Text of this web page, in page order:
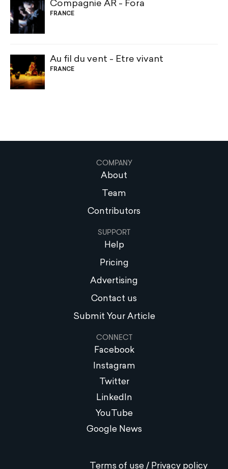
Compagnie AR - Fora
FRANCE
Au fil du vent - Être vivant
FRANCE
COMPANY
About
Team
Contributors
SUPPORT
Help
Pricing
Advertising
Contact us
Submit Your Article
CONNECT
Facebook
Instagram
Twitter
LinkedIn
YouTube
Google News
Terms of use / Privacy policy